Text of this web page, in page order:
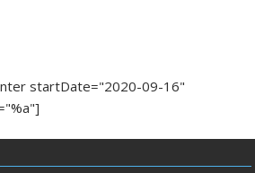
startDate="2020-09-16"